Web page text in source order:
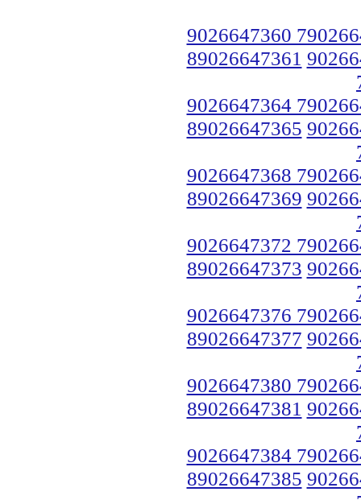
9026647360
89026647361
9026647364
89026647365
9026647368
89026647369
9026647372
89026647373
9026647376
89026647377
9026647380
89026647381
9026647384
89026647385